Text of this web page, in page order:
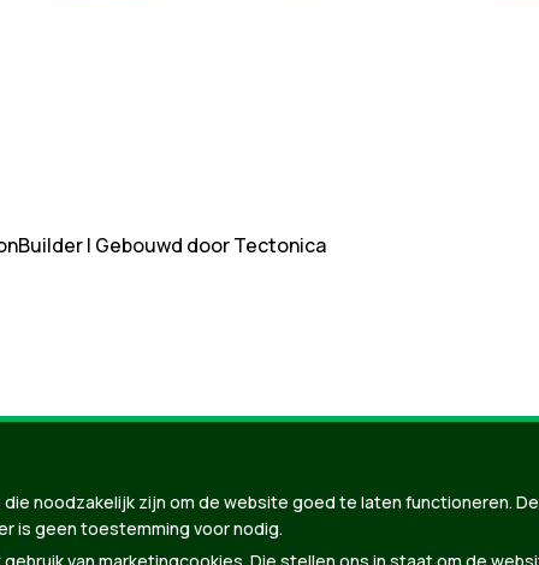
| Gebouwd doorTectonica
noodzakelijk zijn om de website goed te laten functioneren.
is geen toestemming voor nodig.